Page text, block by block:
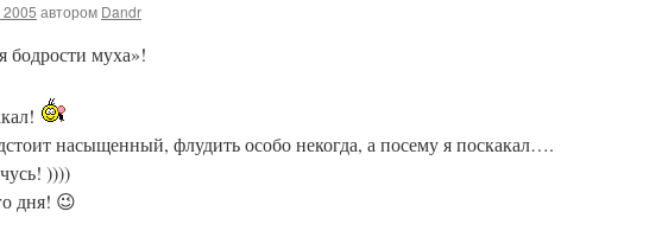
2005 автором Dandr
муха»!
насыщенный, флудить особо некогда, а посему я поскакал….
))))
дня! 😉